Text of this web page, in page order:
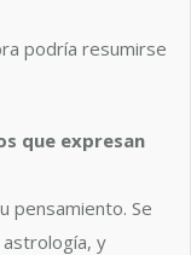
podría resumirse
que expresan
pensamiento. Se
astrología, y